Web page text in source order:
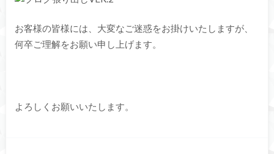
お客様の皆様には、大変なご迷惑をお掛けいたしますが、
何卒ご理解をお願い申し上げます。
よろしくお願いいたします。